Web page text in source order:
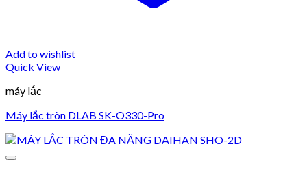
Add to wishlist
Quick View
máy lắc
Máy lắc tròn DLAB SK-O330-Pro